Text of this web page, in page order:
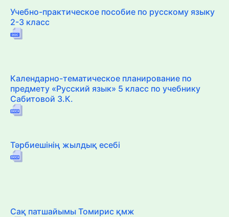
Учебно-практическое пособие по русскому языку
2-3 класс
Календарно-тематическое планирование по
предмету «Русский язык» 5 класс по учебнику
Сабитовой З.К.
Тәрбиешінің жылдық есебі
Сақ патшайымы Томирис қмж